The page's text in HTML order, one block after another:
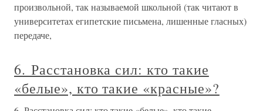
произвольной, так называемой школьной (так читают в
университетах египетские письмена, лишенные гласных)
передаче,
6. Расстановка сил: кто такие
«белые», кто такие «красные»?